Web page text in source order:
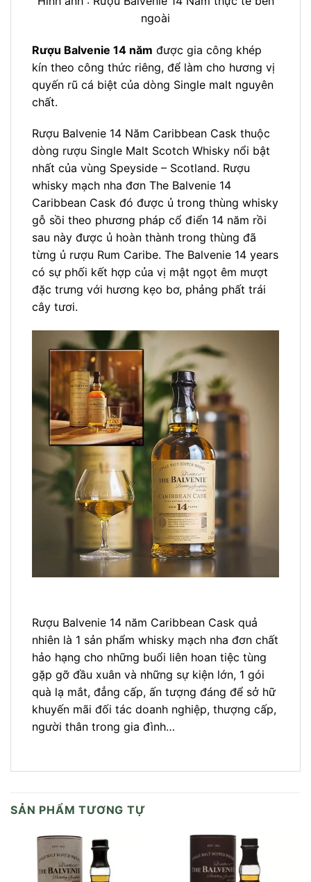
ngoài
Rượu Balvenie 14 năm được gia công khép
kín theo công thức riêng, để làm cho hương vị
quyến rũ cá biệt của dòng Single malt nguyên
chất.
Rượu Balvenie 14 Năm Caribbean Cask thuộc
dòng rượu Single Malt Scotch Whisky nổi bật
nhất của vùng Speyside – Scotland. Rượu
whisky mạch nha đơn The Balvenie 14
Caribbean Cask đó được ủ trong thùng whisky
gỗ sồi theo phương pháp cổ điển 14 năm rồi
sau này được ủ hoàn thành trong thùng đã
từng ủ rượu Rum Caribe. The Balvenie 14 years
có sự phối kết hợp của vị mật ngọt êm mượt
đặc trưng với hương kẹo bơ, phảng phất trái
cây tươi.
Rượu Balvenie 14 năm Caribbean Cask quả
nhiên là 1 sản phẩm whisky mạch nha đơn chất
hảo hạng cho những buổi liên hoan tiệc tùng
gặp gỡ đầu xuân và những sự kiện lớn, 1 gói
quà lạ mắt, đẳng cấp, ấn tượng đáng để sở hữ
khuyến mãi đối tác doanh nghiệp, thượng cấp,
người thân trong gia đình…
SẢN PHẨM TƯƠNG TỰ